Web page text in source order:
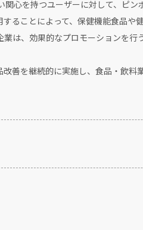
心を持つユーザーに対して、ピン
ることによって、保健機能食品や
は、効果的なプロモーションを行
善を継続的に実施し、食品・飲料